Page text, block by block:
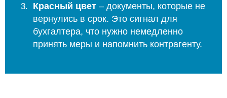
Красный цвет – документы, которые не
вернулись в срок. Это сигнал для
бухгалтера, что нужно немедленно
принять меры и напомнить контрагенту.